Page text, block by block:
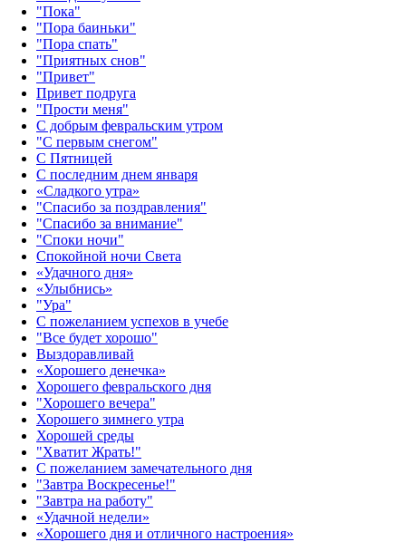
"Пока"
"Пора баиньки"
"Пора спать"
"Приятных снов"
"Привет"
Привет подруга
"Прости меня"
С добрым февральским утром
"С первым снегом"
С Пятницей
С последним днем января
«Сладкого утра»‎
"Спасибо за поздравления"
"Спасибо за внимание"
"Споки ночи"
Спокойной ночи Света
«Удачного дня»‎
«Улыбнись»‎
"Ура"
С пожеланием успехов в учебе
"Все будет хорошо"
Выздоравливай
«‎Хорошего денечка»‎
Хорошего февральского дня
"Хорошего вечера"
Хорошего зимнего утра
Хорошей среды
"Хватит Жрать!"
С пожеланием замечательного дня
"Завтра Воскресенье!"
"Завтра на работу"
«Удачной недели»‎
«Хорошего дня и отличного настроения»‎